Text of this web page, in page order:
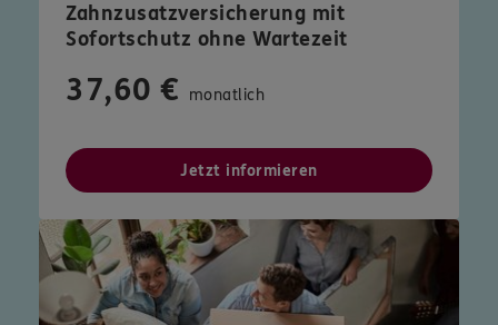
Zahnzusatzversicherung mit
Sofortschutz ohne Wartezeit
37,60 € monatlich
Jetzt informieren